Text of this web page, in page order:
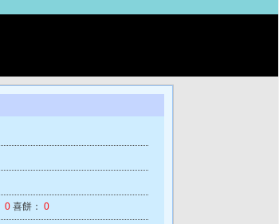
0 喜餅： 0